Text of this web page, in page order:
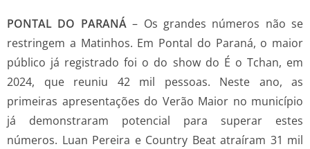
PONTAL DO PARANÁ– Os grandes números não se
restringem a Matinhos. Em Pontal do Paraná, o maior
público já registrado foi o do show do É o Tchan, em
2024, que reuniu 42 mil pessoas. Neste ano, as
primeiras apresentações do Verão Maior no município
já demonstraram potencial para superar estes
números. Luan Pereira e Country Beat atraíram 31 mil